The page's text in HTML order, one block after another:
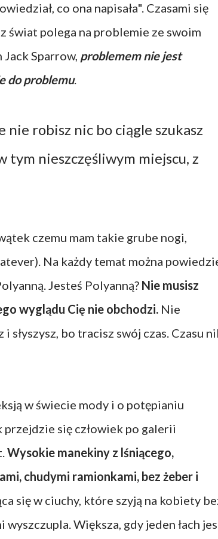
co ona napisała". Czasami się
świat polega na problemie ze swoim
Sparrow, problemem nie jest
do problemu.
nie robisz nic bo ciągle szukasz
tym nieszczęśliwym miejscu, z
czemu mam takie grube nogi,
Na każdy temat można
Jesteś Polyanną? Nie musisz
wyglądu Cię nie obchodzi. Nie
słyszysz, bo tracisz swój czas. Czasu
w świecie mody i o potępianiu
się człowiek po galerii
Wysokie manekiny z lśniącego,
chudymi ramionkami, bez żeber i
się w ciuchy, które szyją na kobiety
Większa, gdy jeden łach